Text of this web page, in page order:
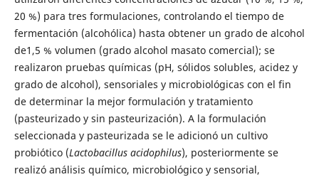
20 %) para tres formulaciones, controlando el tiempo de
fermentación (alcohólica) hasta obtener un grado de alcohol
de1,5 % volumen (grado alcohol masato comercial); se
realizaron pruebas químicas (pH, sólidos solubles, acidez y
grado de alcohol), sensoriales y microbiológicas con el fin
de determinar la mejor formulación y tratamiento
(pasteurizado y sin pasteurización). A la formulación
seleccionada y pasteurizada se le adicionó un cultivo
probiótico (Lactobacillus acidophilus), posteriormente se
realizó análisis químico, microbiológico y sensorial,